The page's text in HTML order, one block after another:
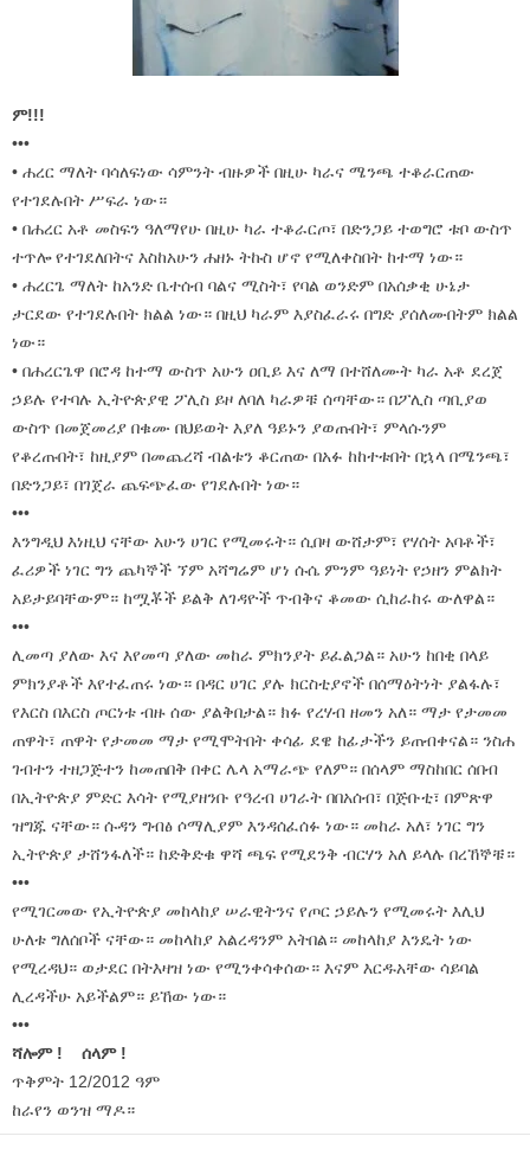
ም!!!
•••
• ሐረር ማለት ባሳለፍነው ሳምንት ብዙዎች በዚሁ ካራና ሜንጫ ተቆራርጠው
የተገደሉበት ሥፍራ ነው።
• በሐረር አቶ መስፍን ዓለማየሁ በዚሁ ካራ ተቆራርጦ፣ በድንጋይ ተወግሮ ቱቦ ውስጥ
ተጥሎ የተገደለበትና እስከአሁን ሐዘኑ ትኩስ ሆኖ የሚለቀስበት ከተማ ነው።
• ሐረርጌ ማለት ከአንድ ቤተሰብ ባልና ሚስት፣ የባል ወንድም በአሰቃቂ ሁኔታ
ታርደው የተገደሉበት ክልል ነው። በዚህ ካራም እያስፈራሩ በግድ ያሰለሙበትም ክልል
ነው።
• በሐረርጌዋ በሮዳ ከተማ ውስጥ አሁን ዐቢይ እና ለማ በተሸለሙት ካራ አቶ ደረጀ
ኃይሉ የተባሉ ኢትዮጵያዊ ፖሊስ ይዞ ለባለ ካራዎቹ ሰጣቸው። በፖሊስ ጣቢያወ
ውስጥ በመጀመሪያ በቁሙ በህይወት እያለ ዓይኑን ያወጡበት፣ ምላሱንም
የቆረጡበት፣ ከዚያም በመጨረሻ ብልቱን ቆርጠው በአፉ ከከተቱበት በኋላ በሜንጫ፣
በድንጋይ፣ በገጀራ ጨፍጭፈው የገደሉበት ነው።
•••
እንግዲህ እነዚህ ናቸው አሁን ሀገር የሚመሩት። ሲበዛ ውሸታም፣ የሃሰት አባቶች፣
ፈሪዎች ነገር ግን ጨካኞች ኘም አሻግሬም ሆነ ሱሴ ምንም ዓይነት የኃዘን ምልክት
አይታይባቸውም። ከሟቾች ይልቅ ለገዳዮች ጥብቅና ቆመው ሲከራከሩ ውለዋል።
•••
ሊመጣ ያለው እና እየመጣ ያለው መከራ ምክንያት ይፈልጋል። አሁን ከበቂ በላይ
ምክንያቶች እየተፈጠሩ ነው። በዳር ሀገር ያሉ ክርስቲያኖች በሰማዕትነት ያልፋሉ፣
የእርስ በእርስ ጦርነቱ ብዙ ሰው ያልቅበታል። ክፉ የረሃብ ዘመን አለ። ማታ የታመመ
ጠዋት፣ ጠዋት የታመመ ማታ የሚሞትበት ቀሳፊ ደዌ ከፊታችን ይጠብቀናል። ንስሐ
ገብተን ተዘጋጅተን ከመጠበቅ በቀር ሌላ አማራጭ የለም። በሰላም ማስከበር ሰበብ
በኢትዮጵያ ምድር እሳት የሚያዘንቡ የዓረብ ሀገራት በበአሰብ፣ በጅቡቲ፣ በምጽዋ
ዝግጁ ናቸው። ሱዳን ግብፅ ሶማሊያም እንዳሰፈሰፉ ነው። መከራ አለ፣ ነገር ግን
ኢትዮጵያ ታሸንፋለች። ከድቅድቁ ዋሻ ጫፍ የሚደንቅ ብርሃን አለ ይላሉ በረኸኞቹ።
•••
የሚገርመው የኢትዮጵያ መከላከያ ሠራዊትንና የጦር ኃይሉን የሚመሩት እሊህ
ሁለቱ ግለሰቦች ናቸው። መከላከያ አልረዳንም አትበል። መከላከያ እንዴት ነው
የሚረዳህ። ወታደር በትእዛዝ ነው የሚንቀሳቀሰው። እናም እርዱአቸው ሳይባል
ሊረዳችሁ አይችልም። ይኸው ነው።
•••
ሻሎም ! ሰላም !
ጥቅምት 12/2012 ዓም
ከራየን ወንዝ ማዶ።